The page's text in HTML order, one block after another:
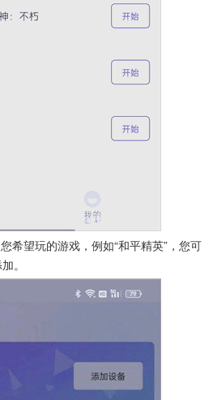
希望玩的游戏，例如“和平精英”，您可
。